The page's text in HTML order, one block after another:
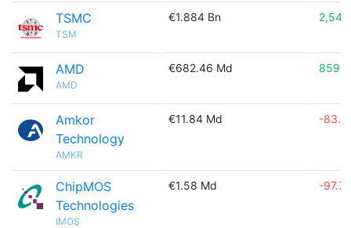
TSMC
TSM
€1.884 Bn
AMD
AMD
€682.46 Md
Amkor
Technology
AMKR
€11.84 Md -
ChipMOS
Technologies
IMOS
€1.58 Md -